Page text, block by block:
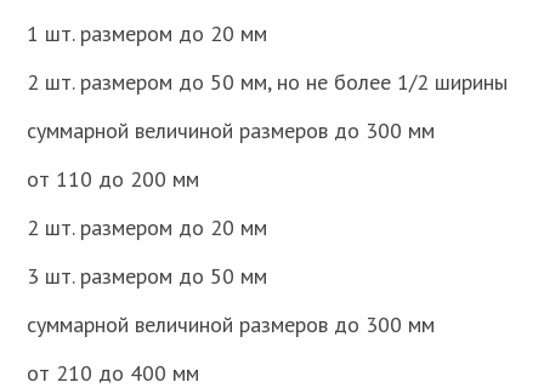
1 шт. размером до 20 мм
2 шт. размером до 50 мм, но не более 1/2 ширины
суммарной величиной размеров до 300 мм
от 110 до 200 мм
2 шт. размером до 20 мм
3 шт. размером до 50 мм
суммарной величиной размеров до 300 мм
от 210 до 400 мм